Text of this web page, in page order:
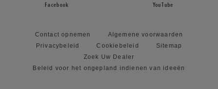
Facebook YouTube
Contact opnemen
Algemene voorwaarden
Privacybeleid
Cookiebeleid
Sitemap
Zoek Uw Dealer
Beleid voor het ongepland indienen van ideeën